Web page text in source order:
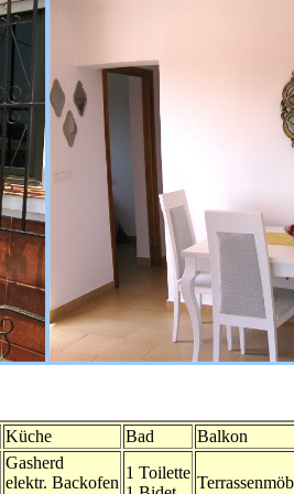
Küche Bad Balkon
Gasherd
elektr. Backofen
1 Toilette